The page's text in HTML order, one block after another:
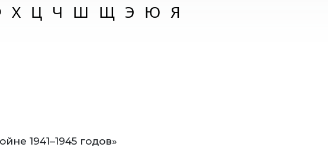
Х Ц Ч Ш Щ Э Ю Я
1941–1945 годов»